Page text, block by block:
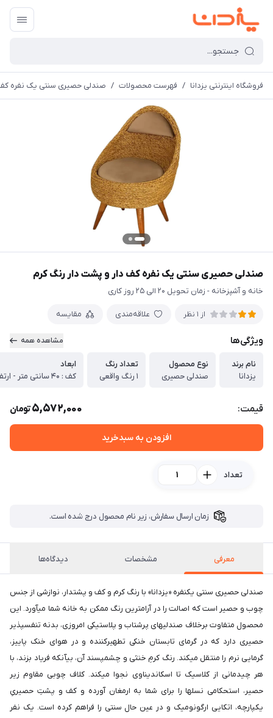
فروشگاه اینترنتی یزدانا / فهرست محصولات / صندلی حصیری سنتی یک نفره
صندلی حصیری سنتی یک نفره کف دار و پشت دار رنگ کرم
خانه و آشپزخانه - زمان تحویل 20 الی 25 روز کاری
از 1 نظر علاقه‌مندی مقایسه
ویژگی‌ها مشاهده همه
نام برند
یزدانا
نوع محصول
صندلی حصیری
تعداد رنگ
1 رنگ واقعی
ابعاد
قیمت: 5,572,000تومان
افزودن به سبدخرید
تعداد
زمان ارسال سفارش، زیر نام محصول درج شده است.
معرفی مشخصات دیدگاه‌ها
صندلی حصیری سنتی یکنفره «یزدانا» با رنگ کرم و کف و پشتدار، نوازشی از جنس
چوب و حصیر است که اصالت را در آرامترین رنگ ممکن به خانه شما میآورد. این
محصول متفاوت برخلاف صندلیهای پرشتاب و پلاستیکی امروزی، بدنه تنفسپذیر
حصیری دارد که در گرمای تابستان خنکی تطهیرکننده و در هوای خنک پاییز،
گرمایی نرم را منتقل میکند. رنگ کرمِ خنثی و چشمپسند آن، بیآنکه فریاد بزند، با
هر چیدمانی از کلاسیک تا اسکاندیناوی نجوا میکند. کلاف چوبی مقاوم زیر
حصیر، استحکامی نسلها را برای شما به ارمغان آورده و کف و پشتِ حصیریِ
یکپارچه، اتکایی ارگونومیک و در عین حال سنتی را فراهم کرده است. یک نفر